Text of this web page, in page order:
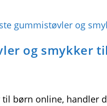
og smykker
børn online, handler